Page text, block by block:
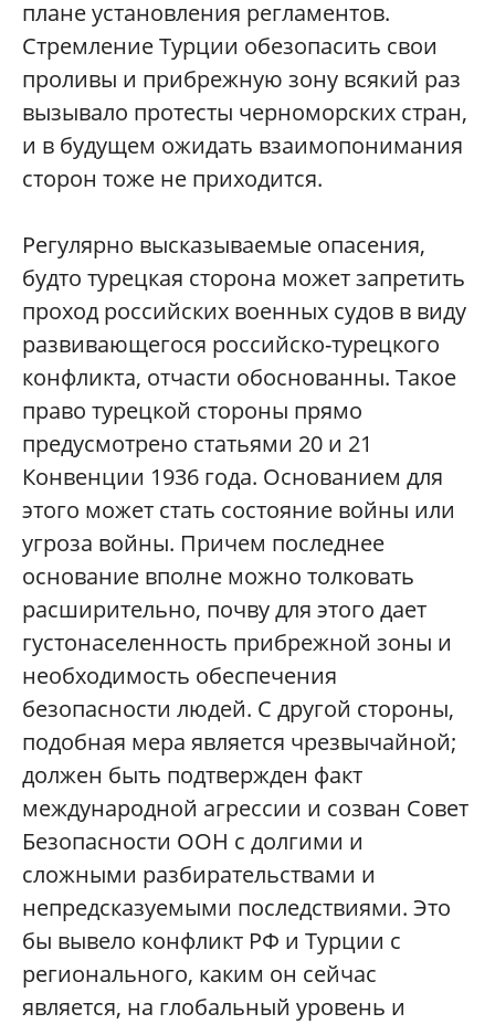
плане установления регламентов.
Стремление Турции обезопасить свои
проливы и прибрежную зону всякий раз
вызывало протесты черноморских стран,
и в будущем ожидать взаимопонимания
сторон тоже не приходится.
Регулярно высказываемые опасения,
будто турецкая сторона может запретить
проход российских военных судов в виду
развивающегося российско-турецкого
конфликта, отчасти обоснованны. Такое
право турецкой стороны прямо
предусмотрено статьями 20 и 21
Конвенции 1936 года. Основанием для
этого может стать состояние войны или
угроза войны. Причем последнее
основание вполне можно толковать
расширительно, почву для этого дает
густонаселенность прибрежной зоны и
необходимость обеспечения
безопасности людей. С другой стороны,
подобная мера является чрезвычайной;
должен быть подтвержден факт
международной агрессии и созван Совет
Безопасности ООН с долгими и
сложными разбирательствами и
непредсказуемыми последствиями. Это
бы вывело конфликт РФ и Турции с
регионального, каким он сейчас
является, на глобальный уровень и